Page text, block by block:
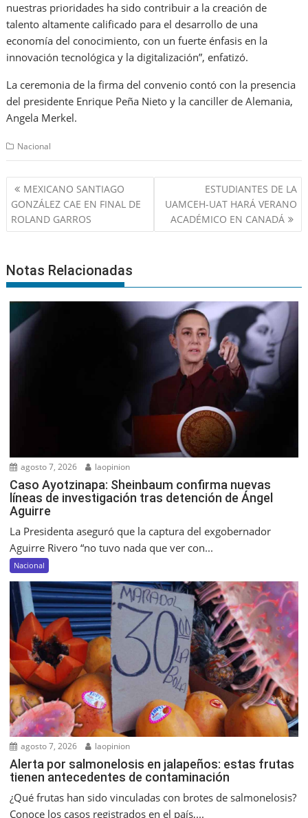
nuestras prioridades ha sido contribuir a la creación de
talento altamente calificado para el desarrollo de una
economía del conocimiento, con un fuerte énfasis en la
innovación tecnológica y la digitalización”, enfatizó.
La ceremonia de la firma del convenio contó con la presencia
del presidente Enrique Peña Nieto y la canciller de Alemania,
Angela Merkel.
Nacional
Navegación
de
entradas
MEXICANO SANTIAGO
GONZÁLEZ CAE EN FINAL DE
ROLAND GARROS
ESTUDIANTES DE LA
UAMCEH-UAT HARÁ VERANO
ACADÉMICO EN CANADÁ
Notas Relacionadas
agosto 7, 2026 laopinion
Caso Ayotzinapa: Sheinbaum confirma nuevas
líneas de investigación tras detención de Ángel
Aguirre
La Presidenta aseguró que la captura del exgobernador
Aguirre Rivero “no tuvo nada que ver con...
Nacional
agosto 7, 2026 laopinion
Alerta por salmonelosis en jalapeños: estas frutas
tienen antecedentes de contaminación
¿Qué frutas han sido vinculadas con brotes de salmonelosis?
Conoce los casos registrados en el país,...